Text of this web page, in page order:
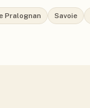
Pralognan Savoie